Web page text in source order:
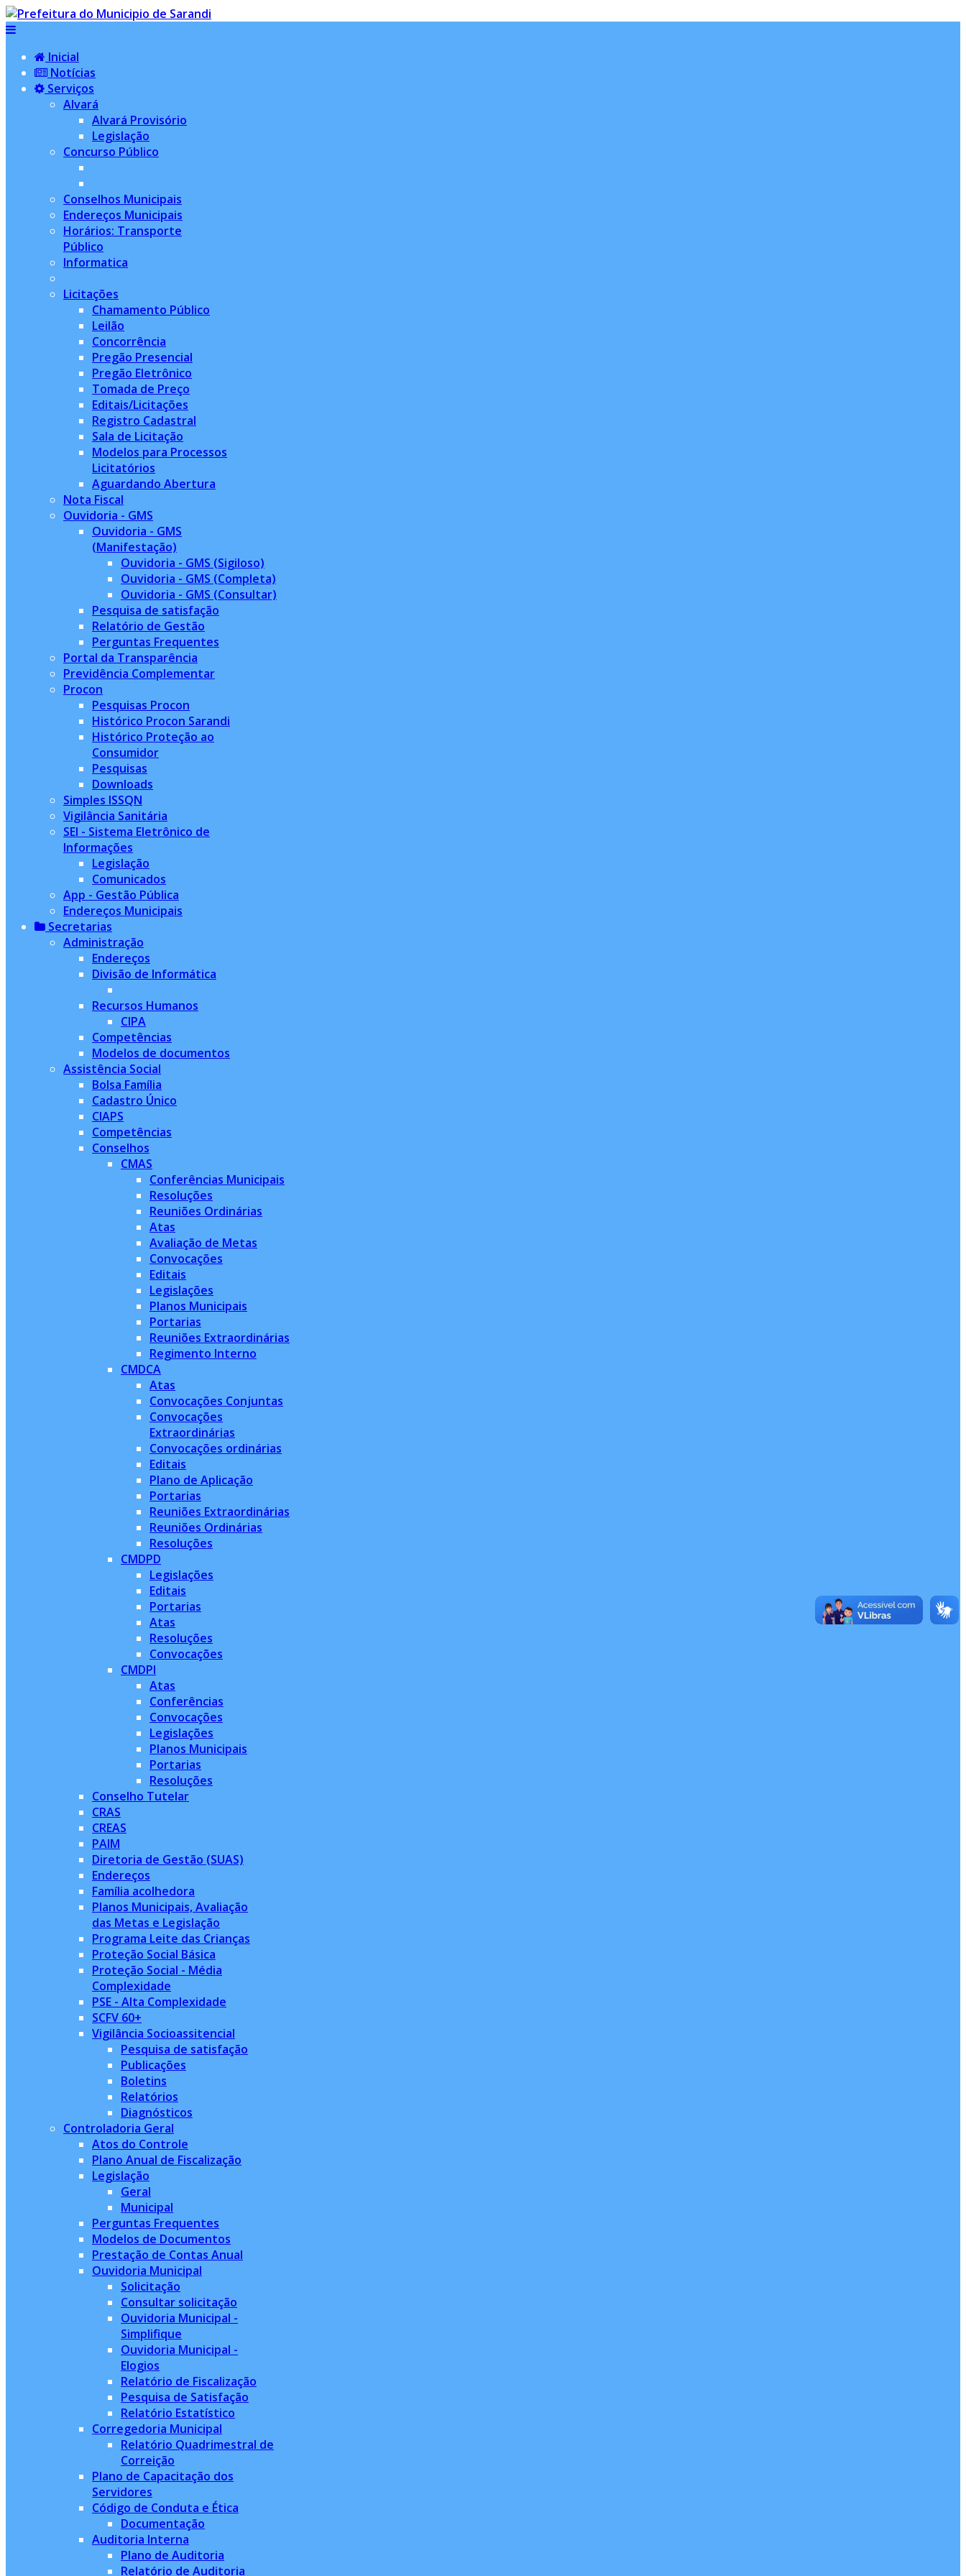
Inicial
Notícias
Serviços
Alvará
Alvará Provisório
Legislação
Concurso Público
Conselhos Municipais
Endereços Municipais
Horários: Transporte
Público
Informatica
Licitações
Chamamento Público
Leilão
Concorrência
Pregão Presencial
Pregão Eletrônico
Tomada de Preço
Editais/Licitações
Registro Cadastral
Sala de Licitação
Modelos para Processos
Licitatórios
Aguardando Abertura
Nota Fiscal
Ouvidoria - GMS
Ouvidoria - GMS
(Manifestação)
Ouvidoria - GMS (Sigiloso)
Ouvidoria - GMS (Completa)
Ouvidoria - GMS (Consultar)
Pesquisa de satisfação
Relatório de Gestão
Perguntas Frequentes
Portal da Transparência
Previdência Complementar
Procon
Pesquisas Procon
Histórico Procon Sarandi
Histórico Proteção ao
Consumidor
Pesquisas
Downloads
Simples ISSQN
Vigilância Sanitária
SEI - Sistema Eletrônico de
Informações
Legislação
Comunicados
App - Gestão Pública
Endereços Municipais
Secretarias
Administração
Endereços
Divisão de Informática
Recursos Humanos
CIPA
Competências
Modelos de documentos
Assistência Social
Bolsa Família
Cadastro Único
CIAPS
Competências
Conselhos
CMAS
Conferências Municipais
Resoluções
Reuniões Ordinárias
Atas
Avaliação de Metas
Convocações
Editais
Legislações
Planos Municipais
Portarias
Reuniões Extraordinárias
Regimento Interno
CMDCA
Atas
Convocações Conjuntas
Convocações
Extraordinárias
Convocações ordinárias
Editais
Plano de Aplicação
Portarias
Reuniões Extraordinárias
Reuniões Ordinárias
Resoluções
CMDPD
Legislações
Editais
Portarias
Atas
Resoluções
Convocações
CMDPI
Atas
Conferências
Convocações
Legislações
Planos Municipais
Portarias
Resoluções
Conselho Tutelar
CRAS
CREAS
PAIM
Diretoria de Gestão (SUAS)
Endereços
Família acolhedora
Planos Municipais, Avaliação
das Metas e Legislação
Programa Leite das Crianças
Proteção Social Básica
Proteção Social - Média
Complexidade
PSE - Alta Complexidade
SCFV 60+
Vigilância Socioassitencial
Pesquisa de satisfação
Publicações
Boletins
Relatórios
Diagnósticos
Controladoria Geral
Atos do Controle
Plano Anual de Fiscalização
Legislação
Geral
Municipal
Perguntas Frequentes
Modelos de Documentos
Prestação de Contas Anual
Ouvidoria Municipal
Solicitação
Consultar solicitação
Ouvidoria Municipal -
Simplifique
Ouvidoria Municipal -
Elogios
Relatório de Fiscalização
Pesquisa de Satisfação
Relatório Estatístico
Corregedoria Municipal
Relatório Quadrimestral de
Correição
Plano de Capacitação dos
Servidores
Código de Conduta e Ética
Documentação
Auditoria Interna
Plano de Auditoria
Relatório de Auditoria